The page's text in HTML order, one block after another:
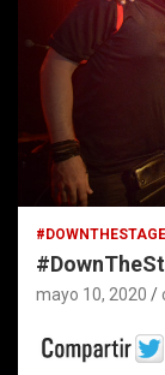
mayo 10, 2020